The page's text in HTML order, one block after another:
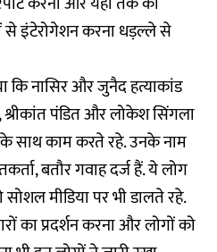
इंटेरोगेशन करना धड़ल्ले से
नासिर और जुनैद हत्याकांड
पंडित और लोकेश सिंगला
साथ काम करते रहे. उनके नाम
बतौर गवाह दर्ज हैं. ये लोग
सोशल मीडिया पर भी डालते रहे.
का प्रदर्शन करना और लोगों को